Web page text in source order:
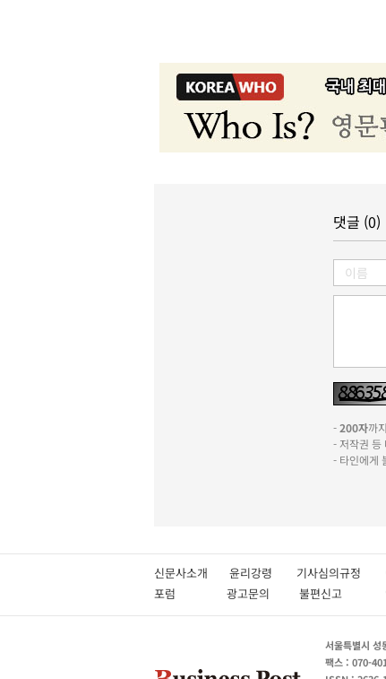
댓글 (0)
-200자까
- 저작권 등
- 타인에게
신문사소개 윤리강령 기사심의규정
포럼
광고문의 불편신고
서울특별시
팩스 : 070-